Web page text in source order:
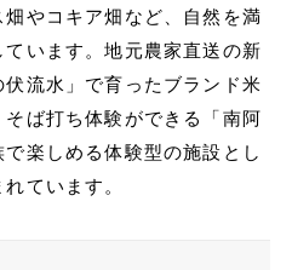
やコキア畑など、自然を満
います。地元農家直送の新
流水」で育ったブランド米
そば打ち体験ができる「南阿
楽しめる体験型の施設とし
ています。